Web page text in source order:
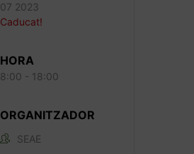
07 2023
Caducat!
HORA
8:00 - 18:00
ORGANITZADOR
SEAE